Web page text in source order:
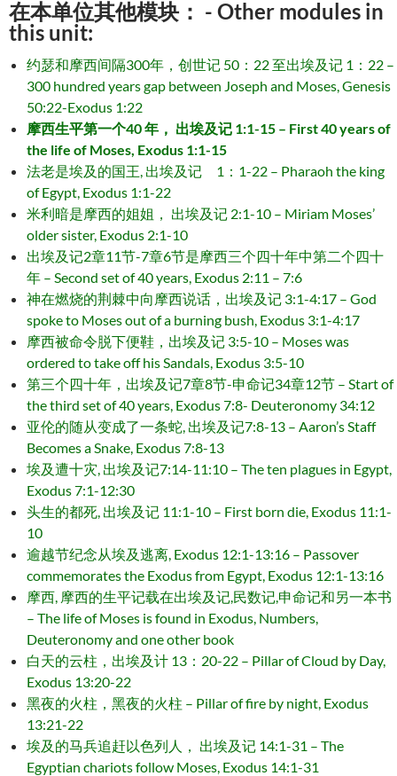
在本单位其他模块： - Other modules in
this unit:
约瑟和摩西间隔300年，创世记 50：22 至出埃及记 1：22 –
300 hundred years gap between Joseph and Moses, Genesis
50:22-Exodus 1:22
摩西生平第一个40 年， 出埃及记 1:1-15 – First 40 years of
the life of Moses, Exodus 1:1-15
法老是埃及的国王, 出埃及记 1：1-22 – Pharaoh the king
of Egypt, Exodus 1:1-22
米利暗是摩西的姐姐， 出埃及记 2:1-10 – Miriam Moses’
older sister, Exodus 2:1-10
出埃及记2章11节-7章6节是摩西三个四十年中第二个四十
年 – Second set of 40 years, Exodus 2:11 – 7:6
神在燃烧的荆棘中向摩西说话，出埃及记 3:1-4:17 – God
spoke to Moses out of a burning bush, Exodus 3:1-4:17
摩西被命令脱下便鞋，出埃及记 3:5-10 – Moses was
ordered to take off his Sandals, Exodus 3:5-10
第三个四十年，出埃及记7章8节-申命记34章12节 – Start of
the third set of 40 years, Exodus 7:8- Deuteronomy 34:12
亚伦的随从变成了一条蛇, 出埃及记7:8-13 – Aaron’s Staff
Becomes a Snake, Exodus 7:8-13
埃及遭十灾, 出埃及记7:14-11:10 – The ten plagues in Egypt,
Exodus 7:1-12:30
头生的都死, 出埃及记 11:1-10 – First born die, Exodus 11:1-
10
逾越节纪念从埃及逃离, Exodus 12:1-13:16 – Passover
commemorates the Exodus from Egypt, Exodus 12:1-13:16
摩西, 摩西的生平记载在出埃及记,民数记,申命记和另一本书
– The life of Moses is found in Exodus, Numbers,
Deuteronomy and one other book
白天的云柱，出埃及计 13：20-22 – Pillar of Cloud by Day,
Exodus 13:20-22
黑夜的火柱，黑夜的火柱 – Pillar of fire by night, Exodus
13:21-22
埃及的马兵追赶以色列人， 出埃及记 14:1-31 – The
Egyptian chariots follow Moses, Exodus 14:1-31